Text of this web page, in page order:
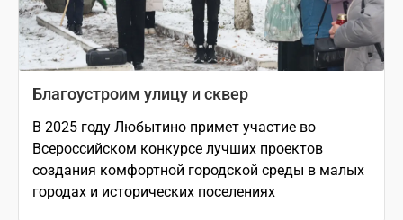
Благоустроим улицу и сквер
В 2025 году Любытино примет участие во
Всероссийском конкурсе лучших проектов
создания комфортной городской среды в малых
городах и исторических поселениях